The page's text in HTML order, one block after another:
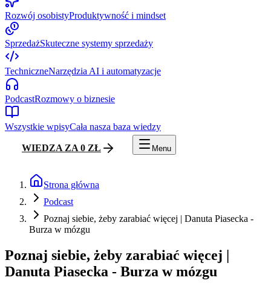
Rozwój osobistyProduktywność i mindset
SprzedażSkuteczne systemy sprzedaży
TechniczneNarzędzia AI i automatyzacje
PodcastRozmowy o biznesie
Wszystkie wpisyCała nasza baza wiedzy
WIEDZA ZA 0 ZŁ Menu
Strona główna
Podcast
Poznaj siebie, żeby zarabiać więcej | Danuta Piasecka -
Burza w mózgu
Poznaj siebie, żeby zarabiać więcej |
Danuta Piasecka - Burza w mózgu